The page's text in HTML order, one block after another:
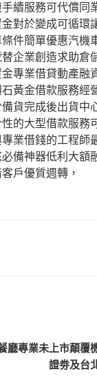
續服務可代償同
對於變成可循環
件簡單優惠汽機
企業創造求助倉
專業借貸動產融
黃金借款服務經
貨完成後出貨中
的大型借款服務
業借錢的工程師
備神器低利大額
戶優質週轉，
廳專業未上市顛覆
證劵及台